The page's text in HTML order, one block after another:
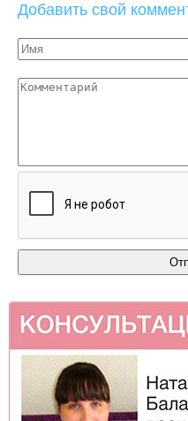
Добавить свой